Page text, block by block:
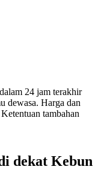
24 jam terakhir
dewasa. Harga dan
tambahan
dekat Kebun